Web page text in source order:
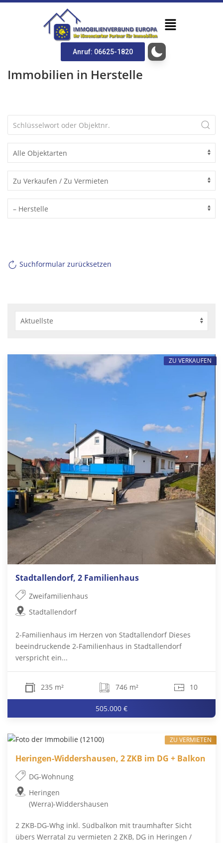
Anruf: 06625-1820
Immobilien in Herstelle
Suchformular zurücksetzen
Stadtallendorf, 2 Familienhaus
Zweifamilienhaus
Stadtallendorf
2-Familienhaus im Herzen von Stadtallendorf Dieses
beeindruckende 2-Familienhaus in Stadtallendorf
verspricht ein...
235 m² 746 m² 10
505.000 €
ZU VERKAUFEN
Heringen-Widdershausen, 2 ZKB im DG + Balkon
DG-Wohnung
Heringen
(Werra)-Widdershausen
2 ZKB-DG-Whg inkl. Südbalkon mit traumhafter Sicht
übers Werratal zu vermieten 2 ZKB, DG in Heringen /
ZU VERMIETEN